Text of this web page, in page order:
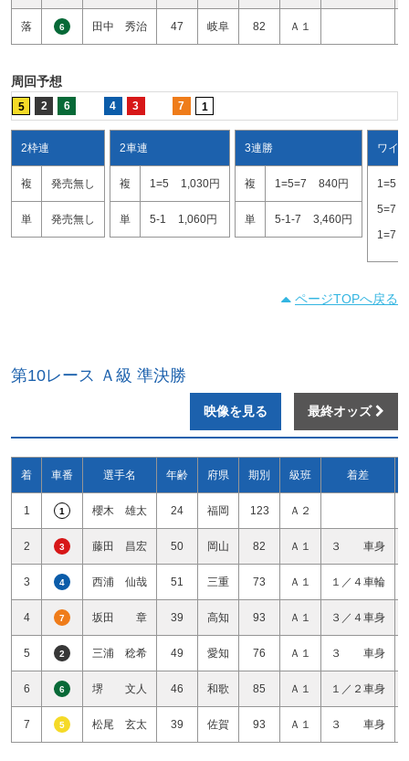
落 6 田中 秀治 47 岐阜 82 Ａ１
周回予想
5 2 6 4 3 7 1
2枠連
複 発売無し
単 発売無し
2車連
複 1=5 1,030円
単 5-1 1,060円
3連勝
複 1=5=7 840円
単 5-1-7 3,460円
ワイド
1=5
5=7
1=7
ページTOPへ戻る
第10レース Ａ級 準決勝
映像を見る 最終オッズ
着 車番 選手名 年齢 府県 期別 級班 着差
1 1 櫻木 雄太 24 福岡 123 Ａ２
2 3 藤田 昌宏 50 岡山 82 Ａ１ ３ 車身
3 4 西浦 仙哉 51 三重 73 Ａ１ １／４車輪
4 7 坂田 章 39 高知 93 Ａ１ ３／４車身
5 2 三浦 稔希 49 愛知 76 Ａ１ ３ 車身
6 6 堺 文人 46 和歌 85 Ａ１ １／２車身
7 5 松尾 玄太 39 佐賀 93 Ａ１ ３ 車身